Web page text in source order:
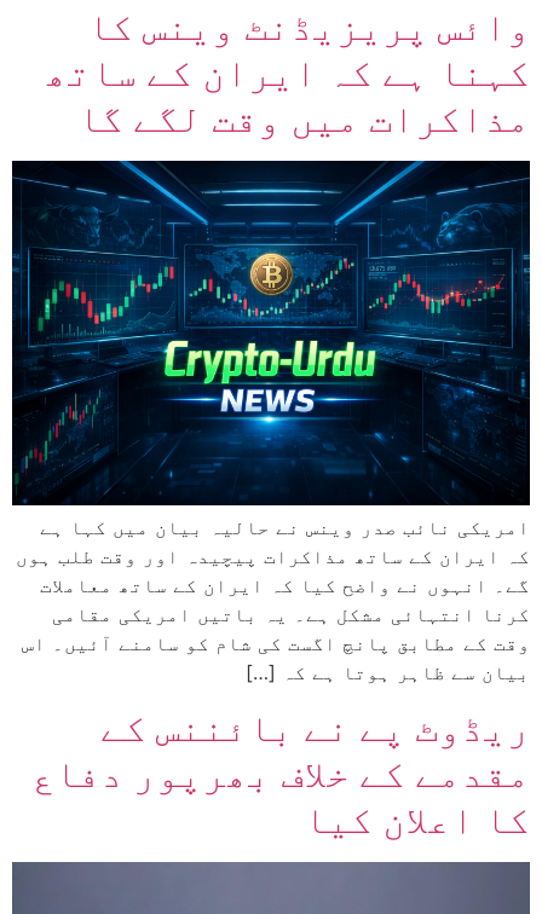
وائس پریزیڈنٹ وینس کا
کہنا ہے کہ ایران کے ساتھ
مذاکرات میں وقت لگے گا
امریکی نائب صدر وینس نے حالیہ بیان میں کہا ہے
کہ ایران کے ساتھ مذاکرات پیچیدہ اور وقت طلب ہوں
گے۔ انہوں نے واضح کیا کہ ایران کے ساتھ معاملات
کرنا انتہائی مشکل ہے۔ یہ باتیں امریکی مقامی
وقت کے مطابق پانچ اگست کی شام کو سامنے آئیں۔ اس
بیان سے ظاہر ہوتا ہے کہ […]
ریڈوٹ پے نے بائننس کے
مقدمے کے خلاف بھرپور دفاع
کا اعلان کیا